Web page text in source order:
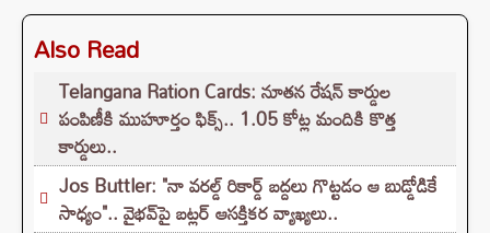
Also Read
Telangana Ration Cards: నూతన రేషన్ కార్డుల
పంపిణీకి ముహూర్తం ఫిక్స్‌.. 1.05 కోట్ల మందికి కొత్త
కార్డులు..
Jos Buttler: "నా వరల్డ్ రికార్డ్‌ బద్దలు గొట్టడం ఆ బుడ్డోడికే
సాధ్యం".. వైభవ్‌పై బట్లర్ ఆసక్తికర వ్యాఖ్యలు..